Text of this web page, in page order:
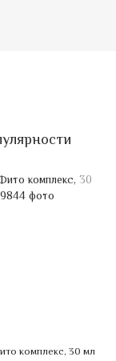
комплекс, 30 мл